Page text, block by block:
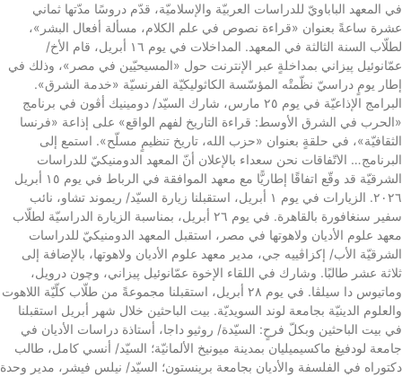
في المعهد الباباويّ للدراسات العربيّة والإسلاميّة، قدّم دروسًا مدّتها ثماني
عشرة ساعةً بعنوان «قراءة نصوص في علم الكلام، مسألة أفعال البشر»،
لطلّاب السنة الثالثة في المعهد. المداخلات في يوم ١٦ أبريل، قام الأخ/
عمّانوئيل پيزاني بمداخلةٍ عبر الإنترنت حول «المسيحيّين في مصر»، وذلك في
إطار يومٍ دراسيّ نظّمتْه المؤسّسة الكاثوليكيّة الفرنسيّة «خدمة الشرق».
البرامج الإذاعيّة في يوم ٢٥ مارس، شارك السيّد/ دومينيك أڤون في برنامج
«الحرب في الشرق الأوسط: قراءة التاريخ لفهم الواقع» على إذاعة «فرنسا
الثقافيّة»، في حلقةٍ بعنوان «حزب الله، تاريخ تنظيمٍ مسلّح». استمع إلى
البرنامج… الاتّفاقات نحن سعداء بالإعلان أنّ المعهد الدومنيكيّ للدراسات
الشرقيّة قد وقّع اتفاقًا إطاريًّا مع معهد الموافقة في الرباط في يوم ١٥ أبريل
٢٠٢٦. الزيارات في يوم ١ أبريل، استقبلنا زيارة السيّد/ ريموند تشاو، نائب
سفير سنغافورة بالقاهرة. في يوم ٢٦ أبريل، بمناسبة الزيارة الدراسيّة لطلّاب
معهد علوم الأديان ولاهوتها في مصر، استقبل المعهد الدومنيكيّ للدراسات
الشرقيّة الأب/ إكزاڤييه جي، مدير معهد علوم الأديان ولاهوتها، بالإضافة إلى
ثلاثة عشر طالبًا. وشارك في اللقاء الإخوة عمّانوئيل پيزاني، وچون درويل،
وماتيوس دا سيلڤا. في يوم ٢٨ أبريل، استقبلنا مجموعةً من طلّاب كلّيّة اللاهوت
والعلوم الدينيّة بجامعة لوند السويديّة. بيت الباحثين خلال شهر أبريل استقبلنا
في بيت الباحثين وبكلّ فرحٍ: السيّدة/ روثيو داجا، أستاذة دراسات الأديان في
جامعة لودفيغ ماكسيميليان بمدينة ميونيخ الألمانيّة؛ السيّد/ أنسي كامل، طالب
دكتوراه في الفلسفة والأديان بجامعة برينستون؛ السيّد/ نيلس فيشر، مدير وحدة